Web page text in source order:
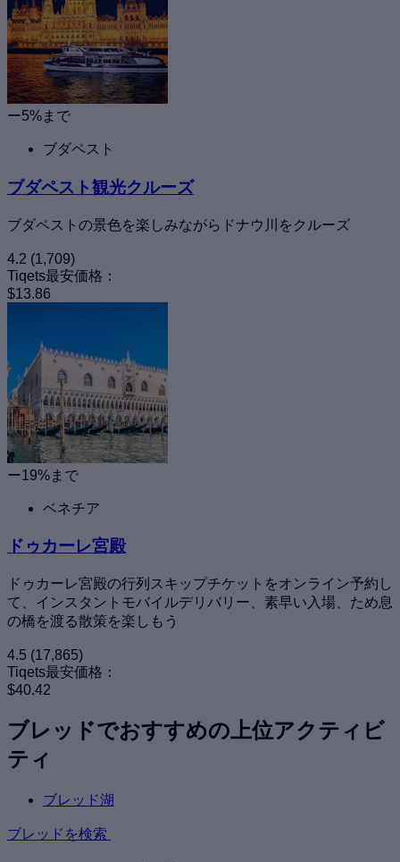
ー5%まで
ブダペスト
ブダペスト観光クルーズ
ブダペストの景色を楽しみながらドナウ川をクルーズ
4.2 (1,709)
Tiqets最安価格：
$13.86
ー19%まで
ベネチア
ドゥカーレ宮殿
ドゥカーレ宮殿の行列スキップチケットをオンライン予約し
て、インスタントモバイルデリバリー、素早い入場、ため息
の橋を渡る散策を楽しもう
4.5 (17,865)
Tiqets最安価格：
$40.42
ブレッドでおすすめの上位アクティビ
ティ
ブレッド湖
ブレッドを検索